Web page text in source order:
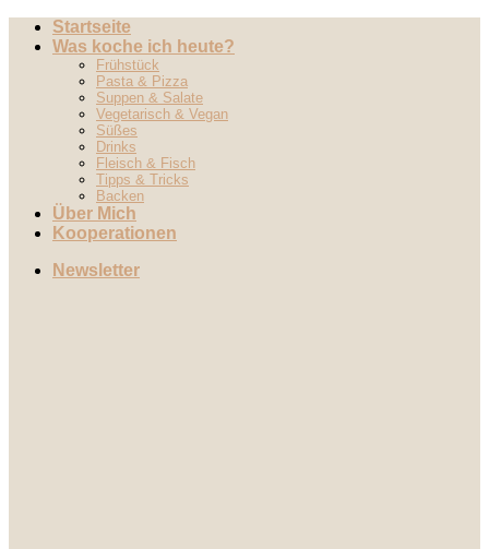
Zum
Inhalt
Startseite
Was koche ich heute?
Frühstück
Pasta & Pizza
Suppen & Salate
Vegetarisch & Vegan
Süßes
Drinks
Fleisch & Fisch
Tipps & Tricks
Backen
Über Mich
Kooperationen
Newsletter